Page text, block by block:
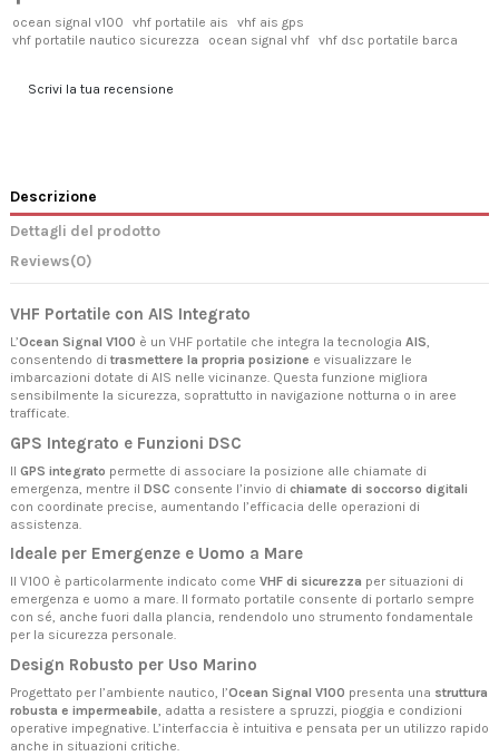
ocean signal v100 vhf portatile ais
vhf ais gps
vhf portatile nautico sicurezza
ocean signal vhf vhf dsc portatile barca
Scrivi la tua recensione
Descrizione
Dettagli del prodotto
Reviews(0)
VHF Portatile con AIS Integrato
L’Ocean Signal V100 è un VHF portatile che integra la tecnologia AIS,
consentendo di trasmettere la propria posizione e visualizzare le
imbarcazioni dotate di AIS nelle vicinanze. Questa funzione migliora
sensibilmente la sicurezza, soprattutto in navigazione notturna o in aree
trafficate.
GPS Integrato e Funzioni DSC
Il GPS integrato permette di associare la posizione alle chiamate di
emergenza, mentre il DSC consente l’invio di chiamate di soccorso digitali
con coordinate precise, aumentando l’efficacia delle operazioni di
assistenza.
Ideale per Emergenze e Uomo a Mare
Il V100 è particolarmente indicato come VHF di sicurezza per situazioni di
emergenza e uomo a mare. Il formato portatile consente di portarlo sempre
con sé, anche fuori dalla plancia, rendendolo uno strumento fondamentale
per la sicurezza personale.
Design Robusto per Uso Marino
Progettato per l’ambiente nautico, l’Ocean Signal V100 presenta una struttura
robusta e impermeabile, adatta a resistere a spruzzi, pioggia e condizioni
operative impegnative. L’interfaccia è intuitiva e pensata per un utilizzo rapido
anche in situazioni critiche.